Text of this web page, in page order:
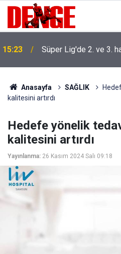
15:23 Süper Lig'de 2. ve 3.
Anasayfa SAĞLIK
kalitesini artırdı
Hedefe yönelik
kalitesini artırdı
Yayınlanma: 26 Kasım 2024 Salı 09:18